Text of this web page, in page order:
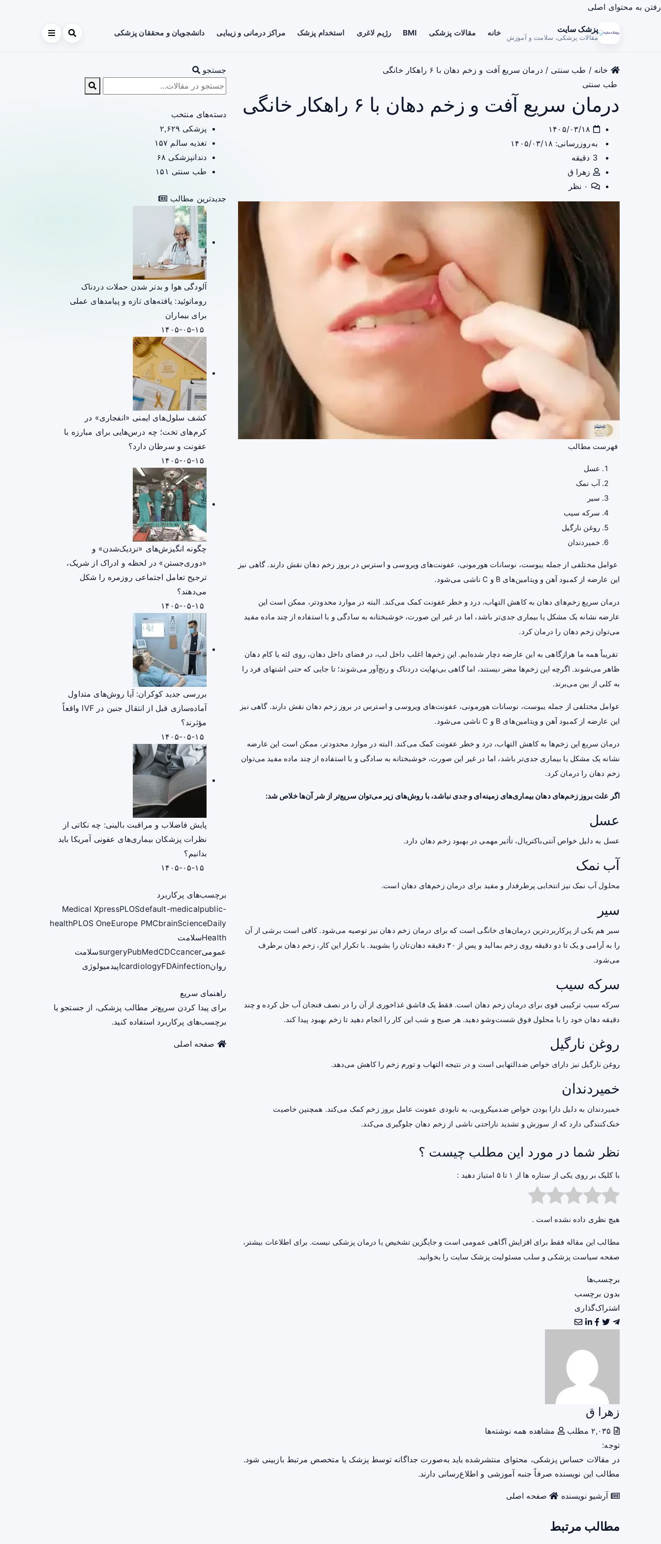
رفتن به محتوای اصلی
پزشک سایت
مقالات پزشکی، سلامت و آموزش خانه مقالات پزشکی BMI رژیم لاغری استخدام پزشک مراکز درمانی و زیبایی دانشجویان و محققان پزشکی
خانه / طب سنتی / درمان سریع آفت و زخم دهان با ۶ راهکار خانگی
طب سنتی
درمان سریع آفت و زخم دهان با ۶ راهکار خانگی
به‌روزرسانی: ۱۴۰۵/۰۳/۱۸
زهرا ق
فهرست مطالب
عسل
آب نمک
سیر
سرکه سیب
روغن نارگیل
خمیردندان
عوامل مختلفی از جمله یبوست، نوسانات هورمونی، عفونت‌های ویروسی و استرس در بروز زخم دهان نقش دارند. گاهی نیز
این عارضه از کمبود آهن و ویتامین‌های B و C ناشی می‌شود.
درمان سریع زخم‌های دهان به کاهش التهاب، درد و خطر عفونت کمک می‌کند. البته در موارد محدودتر، ممکن است این
عارضه نشانه یک مشکل یا بیماری جدی‌تر باشد، اما در غیر این صورت، خوشبختانه به سادگی و با استفاده از چند ماده مفید
می‌توان زخم دهان را درمان کرد.
تقریباً همه ما هرازگاهی به این عارضه دچار شده‌ایم. این زخم‌ها اغلب داخل لب، در فضای داخل دهان، روی لثه یا کام دهان
ظاهر می‌شوند. اگرچه این زخم‌ها مضر نیستند، اما گاهی بی‌نهایت دردناک و رنج‌آور می‌شوند؛ تا جایی که حتی اشتهای فرد را
به کلی از بین می‌برند.
عوامل مختلفی از جمله یبوست، نوسانات هورمونی، عفونت‌های ویروسی و استرس در بروز زخم دهان نقش دارند. گاهی نیز
این عارضه از کمبود آهن و ویتامین‌های B و C ناشی می‌شود.
درمان سریع این زخم‌ها به کاهش التهاب، درد و خطر عفونت کمک می‌کند. البته در موارد محدودتر، ممکن است این عارضه
نشانه یک مشکل یا بیماری جدی‌تر باشد، اما در غیر این صورت، خوشبختانه به سادگی و با استفاده از چند ماده مفید می‌توان
زخم دهان را درمان کرد.
اگر علت بروز زخم‌های دهان بیماری‌های زمینه‌ای و جدی نباشد، با روش‌های زیر می‌توان سریع‌تر از شر آن‌ها خلاص شد:
عسل
عسل به دلیل خواص آنتی‌باکتریال، تأثیر مهمی در بهبود زخم دهان دارد.
آب نمک
محلول آب نمک نیز انتخابی پرطرفدار و مفید برای درمان زخم‌های دهان است.
سیر
سیر هم یکی از پرکاربردترین درمان‌های خانگی است که برای درمان زخم دهان نیز توصیه می‌شود. کافی است برشی از آن
را به آرامی و یک تا دو دقیقه روی زخم بمالید و پس از ۳۰ دقیقه دهان‌تان را بشویید. با تکرار این کار، زخم دهان برطرف
می‌شود.
سرکه سیب
سرکه سیب ترکیبی قوی برای درمان زخم دهان است. فقط یک قاشق غذاخوری از آن را در نصف فنجان آب حل کرده و چند
دقیقه دهان خود را با محلول فوق شست‌وشو دهید. هر صبح و شب این کار را انجام دهید تا زخم بهبود پیدا کند.
روغن نارگیل
روغن نارگیل نیز دارای خواص ضدالتهابی است و در نتیجه التهاب و تورم زخم را کاهش می‌دهد.
خمیردندان
خمیردندان به دلیل دارا بودن خواص ضدمیکروبی، به نابودی عفونت عامل بروز زخم کمک می‌کند. همچنین خاصیت
خنک‌کنندگی دارد که از سوزش و تشدید ناراحتی ناشی از زخم دهان جلوگیری می‌کند.
نظر شما در مورد این مطلب چیست ؟
با کلیک بر روی یکی از ستاره ها از ۱ تا ۵ امتیاز دهید :
هیچ نظری داده نشده است .
مطالب این مقاله فقط برای افزایش آگاهی عمومی است و جایگزین تشخیص یا درمان پزشکی نیست. برای اطلاعات بیشتر،
صفحه سیاست پزشکی و سلب مسئولیت پزشک سایت را بخوانید.
برچسب‌ها
بدون برچسب
اشتراک‌گذاری
زهرا ق
مشاهده همه نوشته‌ها
توجه:
در مقالات حساس پزشکی، محتوای منتشرشده باید به‌صورت جداگانه توسط پزشک یا متخصص مرتبط بازبینی شود.
مطالب این نویسنده صرفاً جنبه آموزشی و اطلاع‌رسانی دارند.
آرشیو نویسنده صفحه اصلی
مطالب مرتبط
جستجو
دسته‌های منتخب
پزشکی ۲,۶۲۹
تغذیه سالم ۱۵۷
دندانپزشکی ۶۸
طب سنتی ۱۵۱
جدیدترین مطالب
آلودگی هوا و بدتر شدن حملات دردناک
روماتوئید: یافته‌های تازه و پیامدهای عملی
برای بیماران
کشف سلول‌های ایمنی «انفجاری» در
کرم‌های تخت؛ چه درس‌هایی برای مبارزه با
عفونت و سرطان دارد؟
چگونه انگیزش‌های «نزدیک‌شدن» و
«دوری‌جستن» در لحظه و ادراک از شریک،
ترجیح تعامل اجتماعی روزمره را شکل
می‌دهند؟
بررسی جدید کوکران: آیا روش‌های متداول
آماده‌سازی قبل از انتقال جنین در IVF واقعاً
مؤثرند؟
پایش فاضلاب و مراقبت بالینی: چه نکاتی از
نظرات پزشکان بیماری‌های عفونی آمریکا باید
بدانیم؟
برچسب‌های پرکاربرد
Medical XpressPLOSdefault-medicalpublic-
healthPLOS OneEurope PMCbrainScienceDaily
Healthسلامت
عمومی
surgeryPubMedCDCcancer
سلامت
روان
cardiologyFDAinfection اپیدمیولوژی
راهنمای سریع
برای پیدا کردن سریع‌تر مطالب پزشکی، از جستجو یا
برچسب‌های پرکاربرد استفاده کنید.
صفحه اصلی